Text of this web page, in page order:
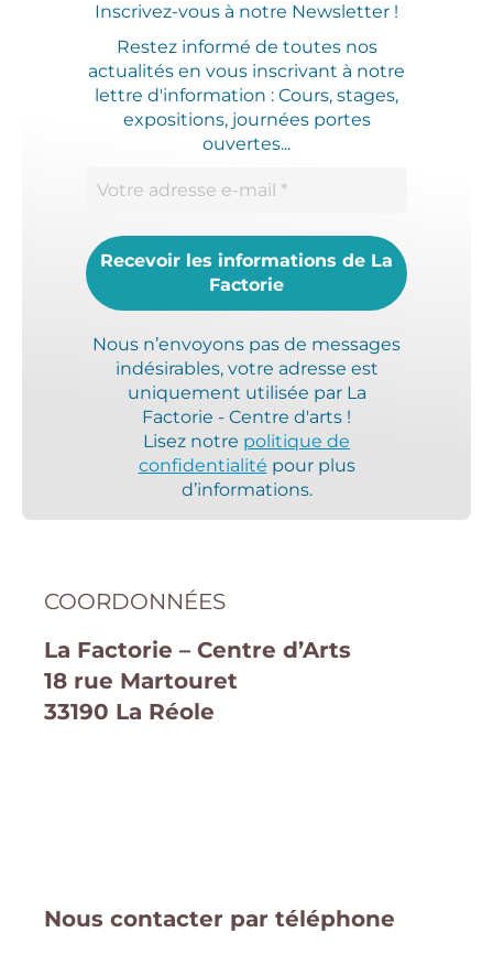
Inscrivez-vous à notre Newsletter !
Restez informé de toutes nos
actualités en vous inscrivant à notre
lettre d'information : Cours, stages,
expositions, journées portes
ouvertes...
Nous n’envoyons pas de messages
indésirables, votre adresse est
uniquement utilisée par La
Factorie - Centre d'arts !
Lisez notre politique de
confidentialité pour plus
d’informations.
COORDONNÉES
La Factorie – Centre d’Arts
18 rue Martouret
33190 La Réole
Nous contacter par téléphone